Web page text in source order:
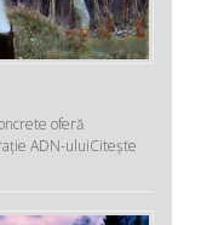
oferă
ADN-uluiCitește